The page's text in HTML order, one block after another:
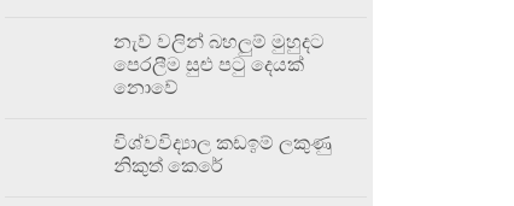
නැව් වලින් බහලුම් මුහුදට
පෙරලීම සුළු පටු දෙයක්
නොවේ
විශ්වවිද්‍යාල කඩඉම් ලකුණු
නිකුත් කෙරේ